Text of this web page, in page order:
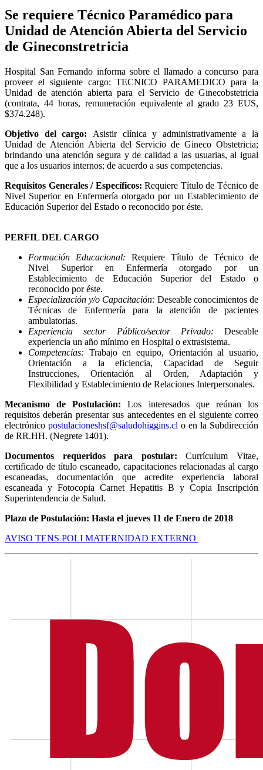
Se requiere Técnico Paramédico para
Unidad de Atención Abierta del Servicio
de Gineconstretricia
Hospital San Fernando informa sobre el llamado a concurso para
proveer el siguiente cargo: TECNICO PARAMEDICO para la
Unidad de atención abierta para el Servicio de Ginecobstetricia
(contrata, 44 horas, remuneración equivalente al grado 23 EUS,
$374.248).
Objetivo del cargo: Asistir clínica y administrativamente a la
Unidad de Atención Abierta del Servicio de Gineco Obstetricia;
brindando una atención segura y de calidad a las usuarias, al igual
que a los usuarios internos; de acuerdo a sus competencias.
Requisitos Generales / Específicos: Requiere Título de Técnico de
Nivel Superior en Enfermería otorgado por un Establecimiento de
Educación Superior del Estado o reconocido por éste.
PERFIL DEL CARGO
Formación Educacional: Requiere Título de Técnico de
Nivel Superior en Enfermería otorgado por un
Establecimiento de Educación Superior del Estado o
reconocido por éste.
Especialización y/o Capacitación: Deseable conocimientos de
Técnicas de Enfermería para la atención de pacientes
ambulatorias.
Experiencia sector Público/sector Privado: Deseable
experiencia un año mínimo en Hospital o extrasistema.
Competencias: Trabajo en equipo, Orientación al usuario,
Orientación a la eficiencia, Capacidad de Seguir
Instrucciones, Orientación al Orden, Adaptación y
Flexibilidad y Establecimiento de Relaciones Interpersonales.
Mecanismo de Postulación:Los interesados que reúnan los
requisitos deberán presentar sus antecedentes en el siguiente correo
electrónico postulacioneshsf@saludohiggins.cl o en la Subdirección
de RR.HH. (Negrete 1401).
Documentos requeridos para postular:Currículum Vitae,
certificado de título escaneado, capacitaciones relacionadas al cargo
escaneadas, documentación que acredite experiencia laboral
escaneada y Fotocopia Carnet Hepatitis B y Copia Inscripción
Superintendencia de Salud.
Plazo de Postulación: Hasta el jueves 11 de Enero de 2018
AVISO TENS POLI MATERNIDAD EXTERNO